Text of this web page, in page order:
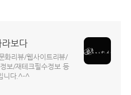
보다
화리뷰/웹사이트리뷰/
보/재테크필수정보 등
니다.^-^